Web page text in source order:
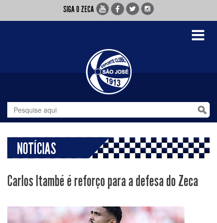
SIGA O ZECA
Toggle
NOTÍCIAS
Carlos Itambé é reforço para a defesa do Zeca